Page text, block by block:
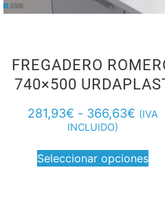
FREGADERO
740×500
281,93€ - 366,63€ (IVA
INCLUIDO)
Seleccionar opciones